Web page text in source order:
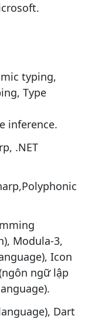
typing,
Type
inference.
.NET
Modula-3,
Icon
ngữ lập
Dart